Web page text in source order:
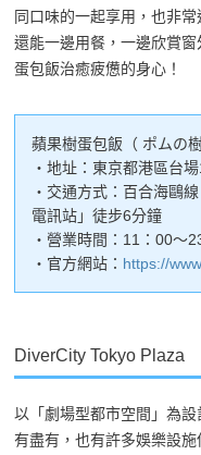
同口味的一起享用，也非
還能一邊用餐，一邊欣賞
蛋包飯治癒疲憊的身心！
蘋果樹蛋包飯（ ポムの樹
・地址：東京都港區台
・交通方式：百合海鷗
電訊站」徒步6分鐘
・營業時間：11：00～
・官方網站： https://
DiverCity Tokyo Plaza
以「劇場型都市空間」為
有盡有，也有許多娛樂設